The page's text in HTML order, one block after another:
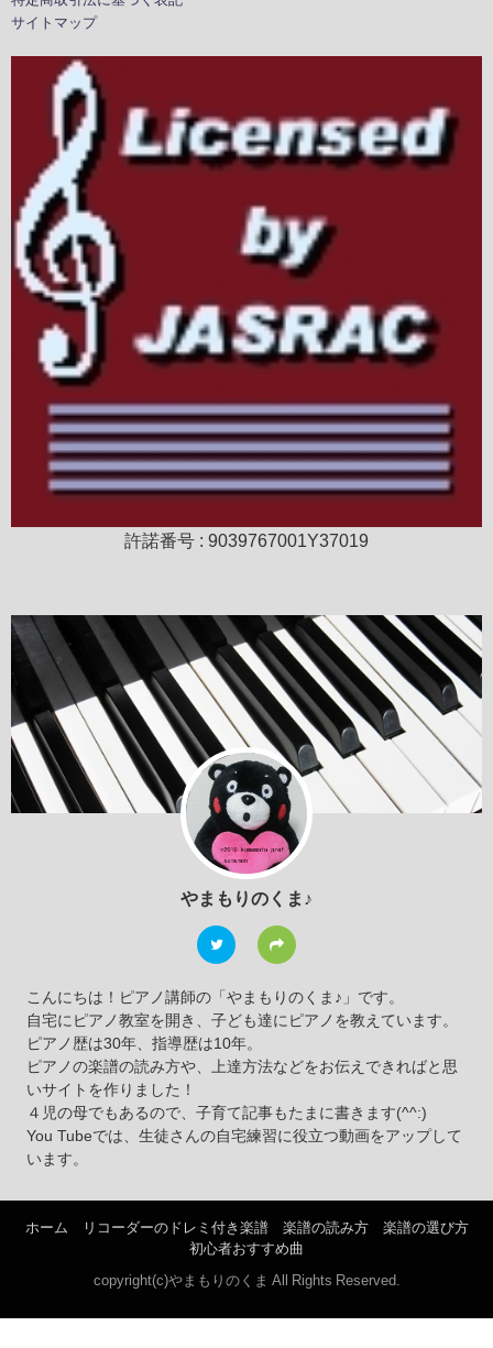
サイトマップ
許諾番号 : 9039767001Y37019
やまもりのくま♪
こんにちは！ピアノ講師の「やまもりのくま♪」です。
自宅にピアノ教室を開き、子ども達にピアノを教えています。
ピアノ歴は30年、指導歴は10年。
ピアノの楽譜の読み方や、上達方法などをお伝えできればと思
いサイトを作りました！
４児の母でもあるので、子育て記事もたまに書きます(^^:)
You Tubeでは、生徒さんの自宅練習に役立つ動画をアップして
います。
ホーム リコーダーのドレミ付き楽譜 楽譜の読み方
楽譜の選び方
初心者おすすめ曲
copyright(c)やまもりのくま All Rights Reserved.